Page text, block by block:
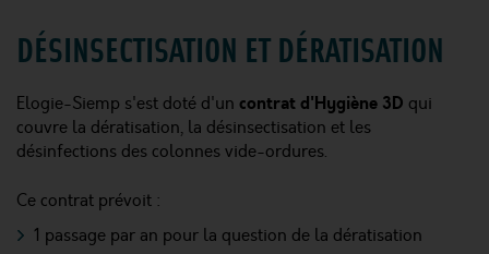
DÉSINSECTISATION ET DÉRATISATION
Elogie-Siemp s'est doté d'un contrat d'Hygiène 3D qui
couvre la dératisation, la désinsectisation et les
désinfections des colonnes vide-ordures.
Ce contrat prévoit :
1 passage par an pour la question de la dératisation